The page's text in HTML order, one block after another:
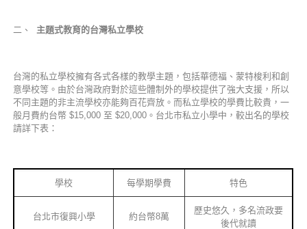
二、 主題式教育的台灣私立學校
台灣的私立學校擁有各式各樣的教學主題，包括華德福、蒙特梭利和創
意學校等。由於台灣政府對於這些體制外的學校提供了強大支援，所以
不同主題的非主流學校亦能夠百花齊放。而私立學校的學費比較貴，一
般月費約台幣 $15,000 至 $20,000。台北市私立小學中，較出名的學校
請詳下表：
學校 每學期學費 特色
台北市復興小學 約台幣8萬
歷史悠久，多名流政要
後代就讀